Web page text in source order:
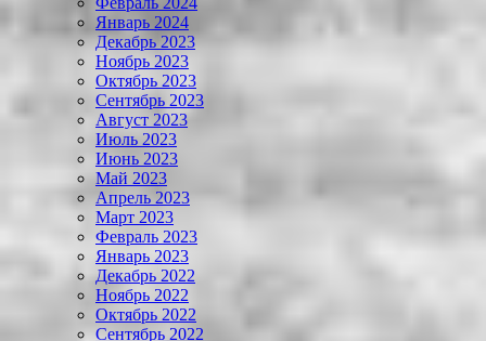
Январь 2024
Декабрь 2023
Ноябрь 2023
Октябрь 2023
Сентябрь 2023
Август 2023
Июль 2023
Июнь 2023
Май 2023
Апрель 2023
Март 2023
Февраль 2023
Январь 2023
Декабрь 2022
Ноябрь 2022
Октябрь 2022
Сентябрь 2022